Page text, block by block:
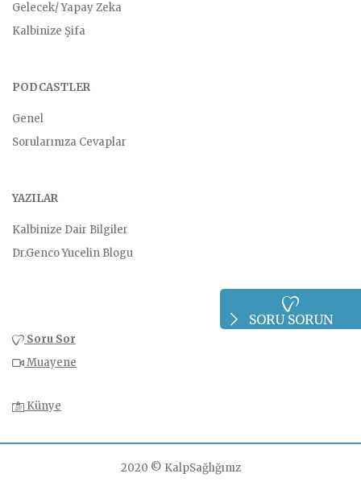
Gelecek/ Yapay Zeka
Kalbinize Şifa
PODCASTLER
Genel
Sorularınıza Cevaplar
YAZILAR
Kalbinize Dair Bilgiler
Dr.Genco Yucelin Blogu
Soru Sor
Muayene
Künye
2020 © KalpSağlığınız
SORU SORUN